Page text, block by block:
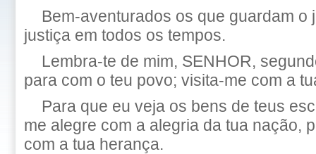
Bem-aventurados os que guardam o
justiça em todos os tempos.
Lembra-te de mim, SENHOR,
para com o teu povo; visita-me com a
Para que eu veja os bens de teus
me alegre com a alegria da tua nação,
com a tua herança.